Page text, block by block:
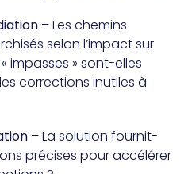
– Les chemins
selon l’impact sur
impasses » sont-elles
corrections inutiles à
– La solution fournit-
précises pour accélérer